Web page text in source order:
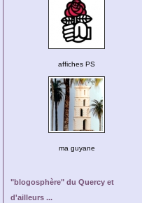
affiches PS
ma guyane
"blogosphère" du Quercy et
d'ailleurs ...